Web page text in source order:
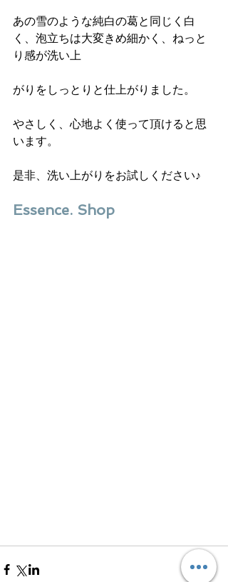
あの雪のような純白の葛と同じく白
く、泡立ちは大変きめ細かく、ねっと
り感が洗い上
がりをしっとりと仕上がりました。
やさしく、心地よく使って頂けると思
います。
是非、洗い上がりをお試しください♪
Essence. Shop